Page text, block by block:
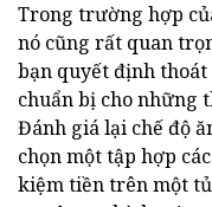
Trong trường hợp
nó cũng rất quan
bạn quyết định thoát
chuẩn bị cho những
Đánh giá lại chế độ
chọn một tập hợp
kiệm tiền trên một